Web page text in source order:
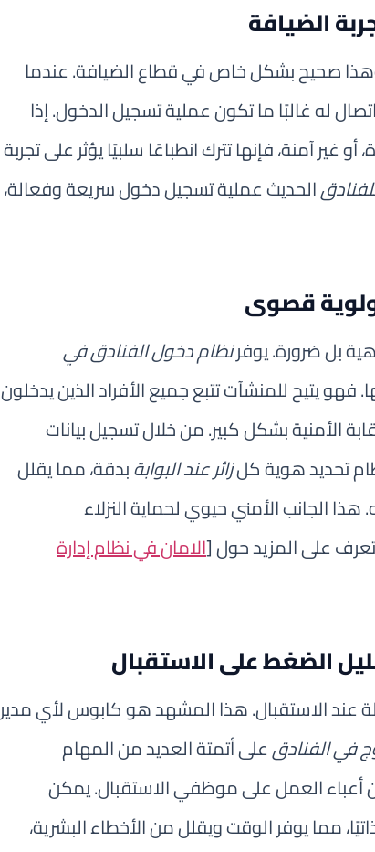
الضيافة
وهذا صحيح بشكل خاص في قطاع الضيافة. عندما
له غالبًا ما تكون عملية تسجيل الدخول. إذا
غير آمنة، فإنها تترك انطباعًا سلبيًا يؤثر على تجربة
الحديث عملية تسجيل دخول سريعة وفعالة،
قصوى
بل ضرورة. يوفرنظام دخول الفنادق في
فهو يتيح للمنشآت تتبع جميع الأفراد الذين يدخلون
الأمنية بشكل كبير. من خلال تسجيل بيانات
تحديد هوية كلزائر عند البوابةبدقة، مما يقلل
الجانب الأمني حيوي لحماية النزلاء
على المزيد حول [الامان في نظام إدارة
الضغط على الاستقبال
عند الاستقبال. هذا المشهد هو كابوس لأي مدير
في الفنادقعلى أتمتة العديد من المهام
أعباء العمل على موظفي الاستقبال. يمكن
مما يوفر الوقت ويقلل من الأخطاء البشرية،